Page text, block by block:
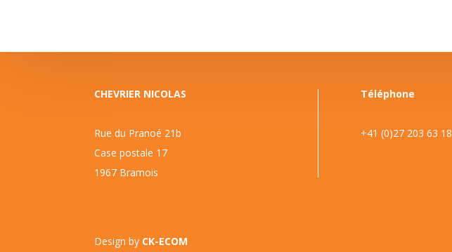
CHEVRIER NICOLAS
Rue du Pranoé 21b
Case postale 17
1967 Bramois
Téléphone
+41 (0)27 203 63 18
Design by CK-ECOM